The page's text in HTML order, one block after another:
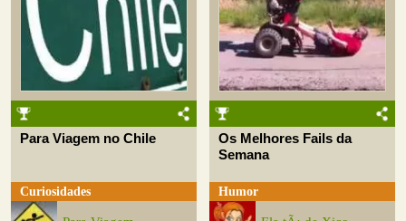
Para Viagem no Chile
Curiosidades
Os Melhores Fails da
Semana
Humor